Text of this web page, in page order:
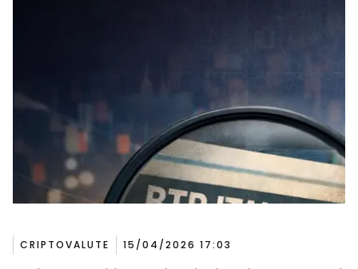
CRIPTOVALUTE 15/04/2026 17:03